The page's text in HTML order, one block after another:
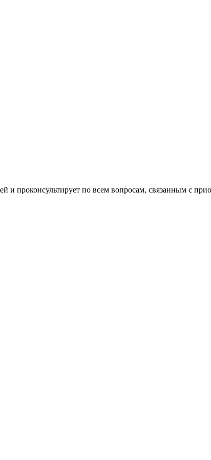
и проконсультирует по всем вопросам, связанным с